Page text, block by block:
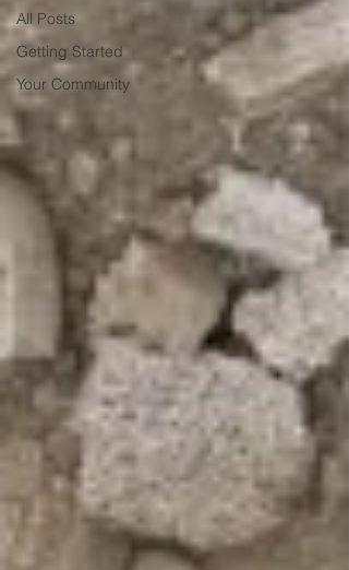
All Posts
Getting Started
Your Community